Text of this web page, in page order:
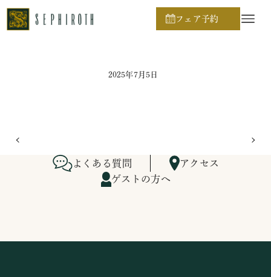
フェア予約
ホーム
2025年7月5日
よくある質問
アクセス
ゲストの方へ